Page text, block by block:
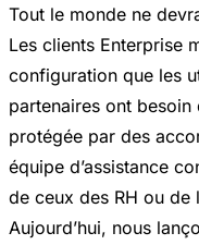
Tout le monde ne
Les clients Enterprise
configuration que les
partenaires ont besoin
protégée par des
équipe d’assistance
de ceux des RH ou de
Aujourd’hui, nous